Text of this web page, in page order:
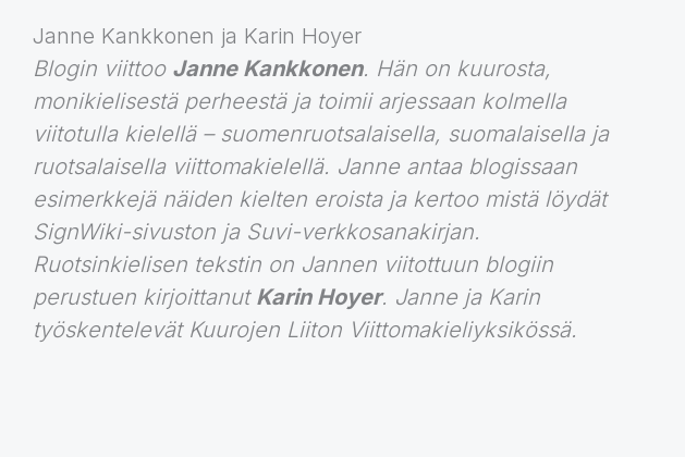
Janne Kankkonen ja Karin Hoyer
Blogin viittoo Janne Kankkonen. Hän on kuurosta,
monikielisestä perheestä ja toimii arjessaan kolmella
viitotulla kielellä – suomenruotsalaisella, suomalaisella ja
ruotsalaisella viittomakielellä. Janne antaa blogissaan
esimerkkejä näiden kielten eroista ja kertoo mistä löydät
SignWiki-sivuston ja Suvi-verkkosanakirjan.
Ruotsinkielisen tekstin on Jannen viitottuun blogiin
perustuen kirjoittanut Karin Hoyer. Janne ja Karin
työskentelevät Kuurojen Liiton Viittomakieliyksikössä.